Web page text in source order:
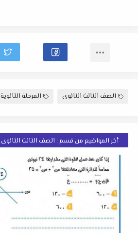
الصف الثالث الثانوى المرحلة الثانوية
أخر المواضيع من قسم : الصف الثالث الثانوى